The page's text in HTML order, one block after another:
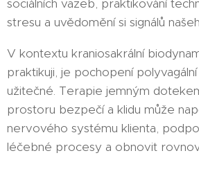
sociálních vazeb, praktikování
stresu a uvědomění si signálů
V kontextu kraniosakrální
praktikuji, je pochopení
užitečné. Terapie jemným
prostoru bezpečí a klidu může
nervového systému klienta,
léčebné procesy a obnovit